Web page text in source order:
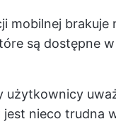
mobilnej brakuje
są dostępne
użytkownicy
jest nieco trudna